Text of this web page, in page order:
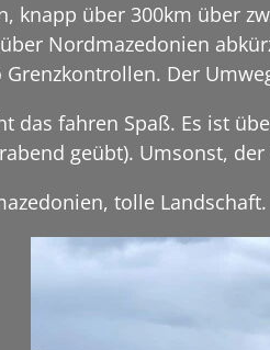
knapp über 300km über
Nordmazedonien
Grenzkontrollen. Der
das fahren Spaß. Es ist
geübt). Umsonst,
tolle Landschaft.